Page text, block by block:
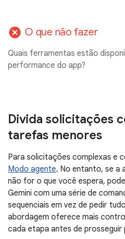
cancel O que não fazer
Quais ferramentas estão
performance do app?
Divida solicitações
tarefas menores
Para solicitações complexas e
Modo agente. No entanto, se a
não for o que você espera,
Gemini com uma série de
sequenciais em vez de pedir
abordagem oferece mais
cada etapa antes de prosseguir